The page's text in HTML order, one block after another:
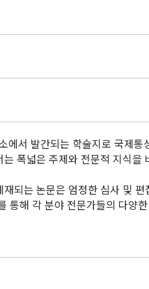
에서 발간되는 학술지로 국제
폭넓은 주제와 전문적 지식을
논문은 엄정한 심사 및 편
해 각 분야 전문가들의 다양